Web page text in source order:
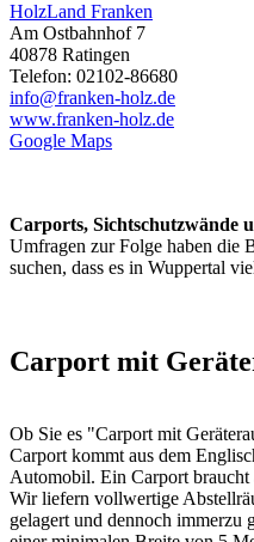
HolzLand Franken
Am Ostbahnhof 7
40878 Ratingen
Telefon: 02102-86680
info@franken-holz.de
www.franken-holz.de
Google Maps
Carports, Sichtschutzwände
Umfragen zur Folge haben die
suchen, dass es in Wuppertal
Carport mit
Ob Sie es "Carport mit
Carport kommt aus dem
Automobil. Ein Carport braucht
Wir liefern vollwertige
gelagert und dennoch immerzu